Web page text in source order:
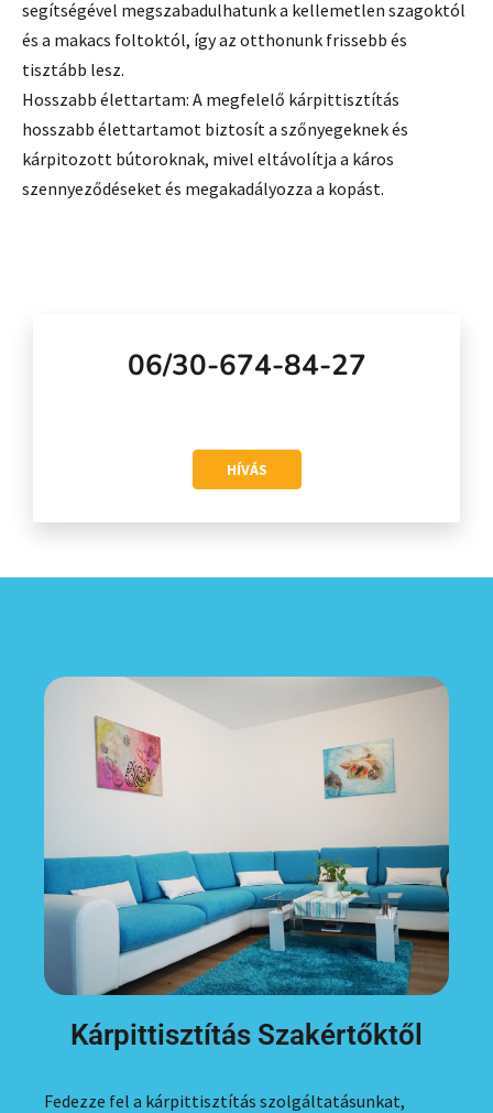
segítségével megszabadulhatunk a kellemetlen szagoktól
és a makacs foltoktól, így az otthonunk frissebb és
tisztább lesz.
Hosszabb élettartam: A megfelelő kárpittisztítás
hosszabb élettartamot biztosít a szőnyegeknek és
kárpitozott bútoroknak, mivel eltávolítja a káros
szennyeződéseket és megakadályozza a kopást.
06/30-674-84-27
HÍVÁS
Kárpittisztítás Szakértőktől
Fedezze fel a kárpittisztítás szolgáltatásunkat,